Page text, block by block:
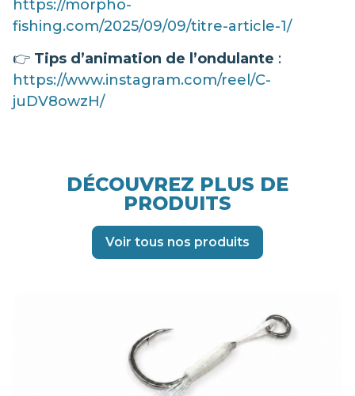
https://morpho-
fishing.com/2025/09/09/titre-article-1/
👉 Tips d’animation de l’ondulante :
https://www.instagram.com/reel/C-
juDV8owzH/
DÉCOUVREZ PLUS DE
PRODUITS
Voir tous nos produits